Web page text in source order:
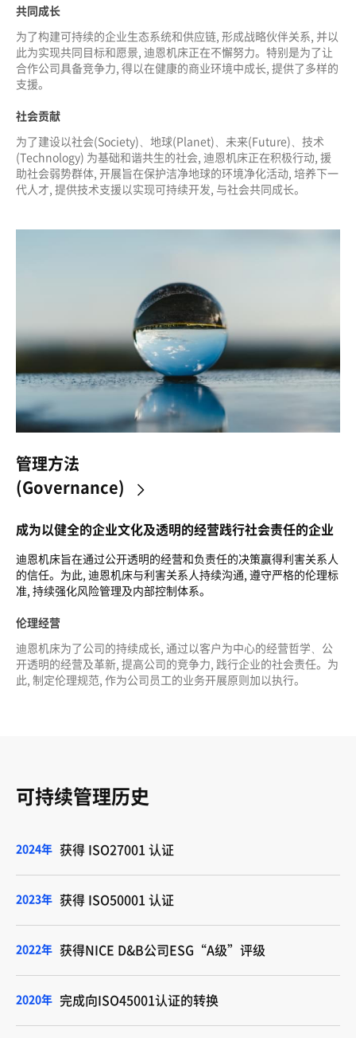
共同成长
为了构建可持续的企业生态系统和供应链, 形成战略伙伴关系, 并以
此为实现共同目标和愿景, 迪恩机床正在不懈努力。特别是为了让
合作公司具备竞争力, 得以在健康的商业环境中成长, 提供了多样的
支援。
社会贡献
为了建设以社会(Society)、地球(Planet)、未来(Future)、技术
(Technology) 为基础和谐共生的社会, 迪恩机床正在积极行动, 援
助社会弱势群体, 开展旨在保护洁净地球的环境净化活动, 培养下一
代人才, 提供技术支援以实现可持续开发, 与社会共同成长。
管理方法
(Governance)
成为以健全的企业文化及透明的经营践行社会责任的企业
迪恩机床旨在通过公开透明的经营和负责任的决策赢得利害关系人
的信任。为此, 迪恩机床与利害关系人持续沟通, 遵守严格的伦理标
准, 持续强化风险管理及内部控制体系。
伦理经营
迪恩机床为了公司的持续成长, 通过以客户为中心的经营哲学、公
开透明的经营及革新, 提高公司的竞争力, 践行企业的社会责任。为
此, 制定伦理规范, 作为公司员工的业务开展原则加以执行。
可持续管理历史
2024年 获得 ISO27001 认证
2023年 获得 ISO50001 认证
2022年 获得NICE D&B公司ESG“A级”评级
2020年 完成向ISO45001认证的转换